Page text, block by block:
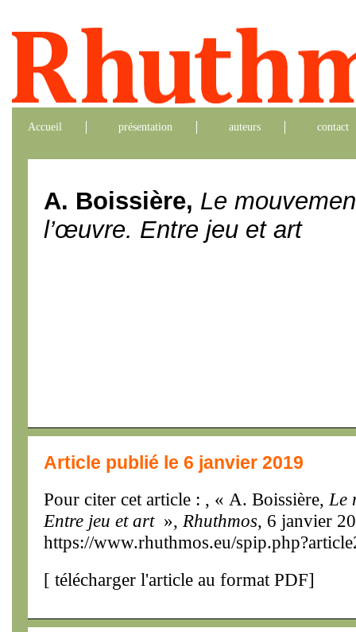
Accueil présentation auteurs contact
A. Boissière, Le
l’œuvre. Entre jeu et art
Article publié le 6 janvier 2019
Pour citer cet article : , « A. Boissière, Le
Entre jeu et art», Rhuthmos, 6 janvier
https://www.rhuthmos.eu/
[ télécharger l'article au format PDF]